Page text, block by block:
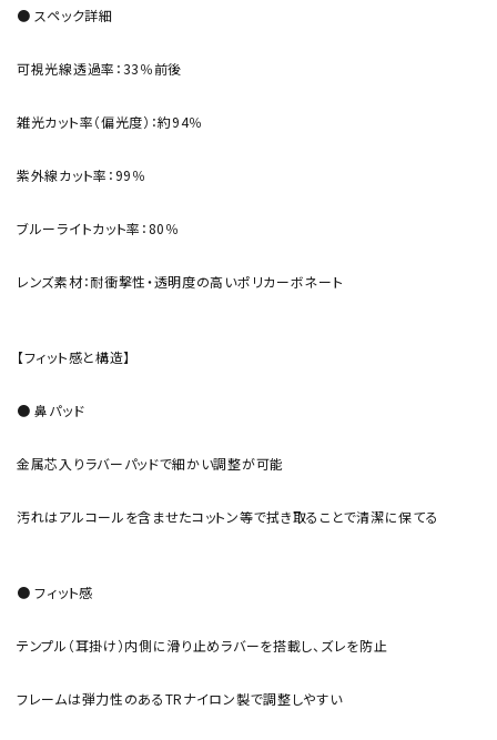
● スペック詳細
可視光線透過率：33％前後
雑光カット率（偏光度）：約94％
紫外線カット率：99％
ブルーライトカット率：80％
レンズ素材：耐衝撃性・透明度の高いポリカーボネート
【フィット感と構造】
● 鼻パッド
金属芯入りラバーパッドで細かい調整が可能
汚れはアルコールを含ませたコットン等で拭き取ることで清潔に保てる
● フィット感
テンプル（耳掛け）内側に滑り止めラバーを搭載し、ズレを防止
フレームは弾力性のあるTRナイロン製で調整しやすい